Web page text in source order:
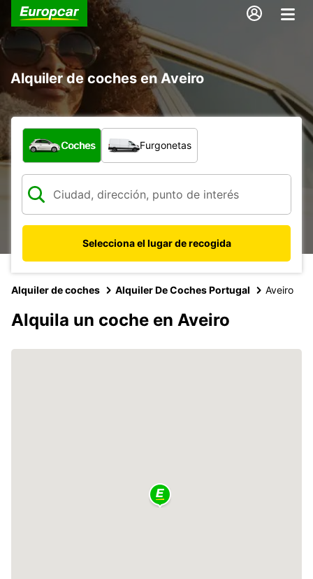
Alquiler de coches en Aveiro
¿Qué tipo de vehículo?
Coches Furgonetas
Selecciona el lugar de recogida
Alquiler de coches Alquiler De Coches Portugal Aveiro
Alquila un coche en Aveiro